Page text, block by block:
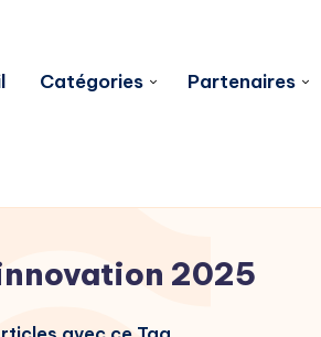
Catégories Partenaires
2025